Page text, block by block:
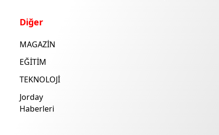
Diğer
MAGAZİN
EĞİTİM
TEKNOLOJİ
Jorday
Haberleri